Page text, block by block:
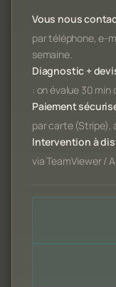
Vous nous
par téléphone, e-
semaine.
Diagnostic +
: on évalue 30 min
Paiement
par carte (Stripe),
Intervention à
via TeamViewer /